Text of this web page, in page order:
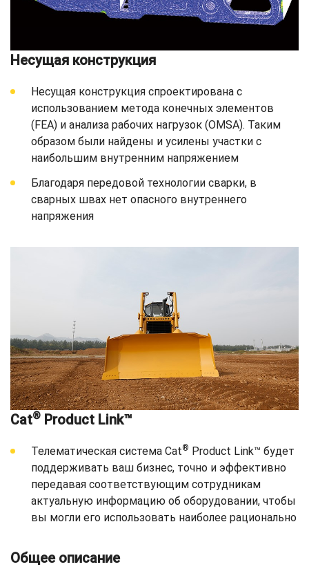
Несущая конструкция
Несущая конструкция спроектирована с
использованием метода конечных элементов
(FEA) и анализа рабочих нагрузок (OMSA). Таким
образом были найдены и усилены участки с
наибольшим внутренним напряжением
Благодаря передовой технологии сварки, в
сварных швах нет опасного внутреннего
напряжения
Cat® Product Link™
Телематическая система Cat® Product Link™ будет
поддерживать ваш бизнес, точно и эффективно
передавая соответствующим сотрудникам
актуальную информацию об оборудовании, чтобы
вы могли его использовать наиболее рационально
Общее описание